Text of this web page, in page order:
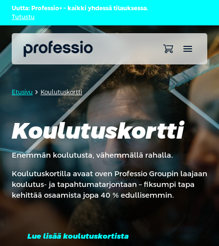
Uutta: Professio+ – kaikki yhdessä tilauksessa.
Tutustu
Etusivu chevron_forward Koulutuskortti
Koulutuskortti
Enemmän koulutusta, vähemmällä rahalla.
Koulutuskortilla avaat oven Professio Groupin laajaan
koulutus- ja tapahtumatarjontaan – fiksumpi tapa
kehittää osaamista jopa 40 % edullisemmin.
Lue lisää koulutuskortista